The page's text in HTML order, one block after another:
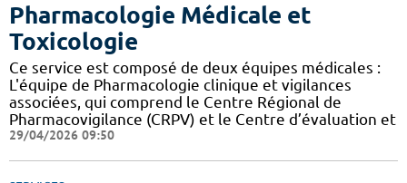
Pharmacologie Médicale et
Toxicologie
Ce service est composé de deux équipes médicales :
L'équipe de Pharmacologie clinique et vigilances
associées, qui comprend le Centre Régional de
Pharmacovigilance (CRPV) et le Centre d’évaluation et
29/04/2026 09:50